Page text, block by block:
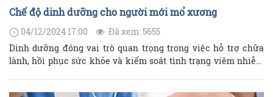
Chế độ dinh dưỡng cho người mới mổ xương
04/12/2024 17:00
Đã xem: 5655
Dinh dưỡng đóng vai trò quan trọng trong việc hỗ trợ chữa
lành, hồi phục sức khỏe và kiểm soát tình trạng viêm nhiễm